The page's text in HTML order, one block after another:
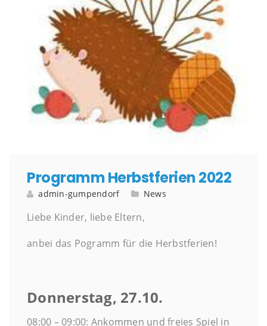
Programm Herbstferien 2022
admin-gumpendorf News
Liebe Kinder, liebe Eltern,
anbei das Pogramm für die Herbstferien!
Donnerstag, 27.10.
08:00 – 09:00: Ankommen und freies Spiel in